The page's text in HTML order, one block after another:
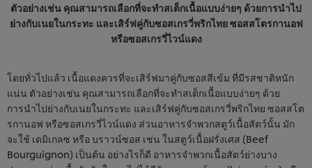
ตัวอย่างเช่น คุณสามารถเลือกที่จะทำสเต็กเนื้อแบบง่ายๆ ด้วยการนำไป
ย่างกับเนยในกระทะ และเสิร์ฟคู่กับซอสเกรวี่พริกไทย ซอสสโตรกานอฟ
หรือซอสเกรวี่ไวน์แดง
โดยทั่วไปแล้ว เนื้อแดงควรที่จะเสิร์ฟมาคู่กับซอสสีเข้ม ที่มีรสชาติหนัก
แน่น ตัวอย่างเช่น คุณสามารถเลือกที่จะทำสเต็กเนื้อแบบง่ายๆ ด้วย
การนำไปย่างกับเนยในกระทะ และเสิร์ฟคู่กับซอสเกรวี่พริกไทย ซอสสโต
รกานอฟ หรือซอสเกรวี่ไวน์แดง ส่วนอาหารจำพวกสตูว์เนื้อสัตว์นั้น มัก
จะใช้ เดมิเกลซ หรือ บราวน์ซอส เช่น ในสตูว์เนื้อฝรั่งเศส (Beef
Bourguignon) เป็นต้น อย่างไรก็ดี อาหารจำพวกเนื้อสัตว์ย่างบาง